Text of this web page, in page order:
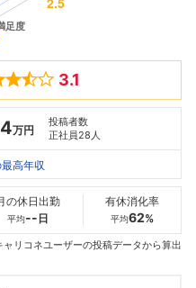
3.1
万円
投稿者数
正社員28人
30代
--万
536万
高年収
の休日出勤
平均-- 日
有休消化率
平均62%
ャリコネユーザーの投稿データから算出